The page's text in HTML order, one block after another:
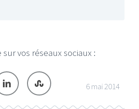
vos réseaux sociaux :
6 mai 2014